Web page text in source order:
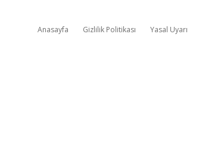
Anasayfa Gizlilik Politikası Yasal Uyarı